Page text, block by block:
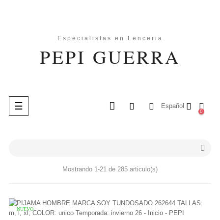
Navegación
de
☰ Español
0

Mostrando 1-21 de 285 articulo(s)
NUEVO